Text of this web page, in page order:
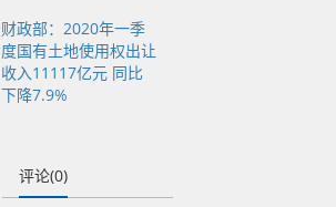
2.7%。
土地和房地产相关税收
税2185亿元，同比增
财政部：2020年一季
度国有土地使用权出让
收入11117亿元 同比
下降7.9%
评论(0)